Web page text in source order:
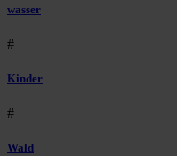
wasser
#
Kinder
#
Wald